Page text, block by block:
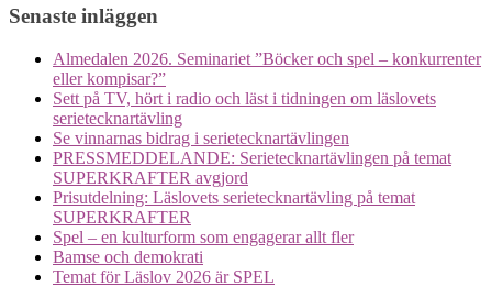
Senaste inläggen
Almedalen 2026. Seminariet ”Böcker och spel – konkurrenter
eller kompisar?”
Sett på TV, hört i radio och läst i tidningen om läslovets
serietecknartävling
Se vinnarnas bidrag i serietecknartävlingen
PRESSMEDDELANDE: Serietecknartävlingen på temat
SUPERKRAFTER avgjord
Prisutdelning: Läslovets serietecknartävling på temat
SUPERKRAFTER
Spel – en kulturform som engagerar allt fler
Bamse och demokrati
Temat för Läslov 2026 är SPEL